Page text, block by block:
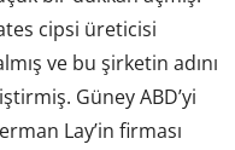
cipsi üreticisi
ve bu şirketin adını
Güney ABD’yi
Lay’in firması